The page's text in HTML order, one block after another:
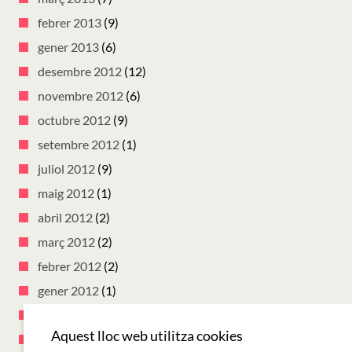
febrer 2013 (9)
gener 2013 (6)
desembre 2012 (12)
novembre 2012 (6)
octubre 2012 (9)
setembre 2012 (1)
juliol 2012 (9)
maig 2012 (1)
abril 2012 (2)
març 2012 (2)
febrer 2012 (2)
gener 2012 (1)
novembre 2011(3)
Aquest lloc web utilitza cookies